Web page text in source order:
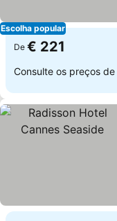
Escolha popular
De € 221
Consulte os preços de